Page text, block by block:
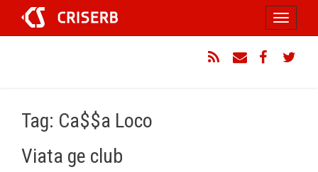
conținut
Toggle
Tag: Ca$$a Loco
Viata ge club